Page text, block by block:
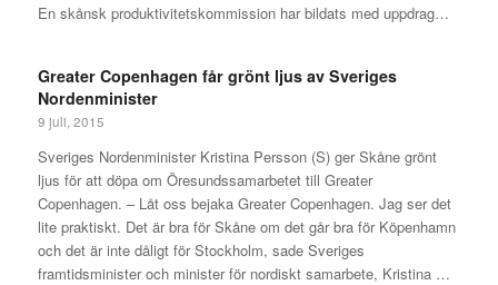
En skånsk produktivitetskommission har bildats med uppdrag…
Greater Copenhagen får grönt ljus av Sveriges
Nordenminister
9 juli, 2015
Sveriges Nordenminister Kristina Persson (S) ger Skåne grönt
ljus för att döpa om Öresundssamarbetet till Greater
Copenhagen. – Låt oss bejaka Greater Copenhagen. Jag ser det
lite praktiskt. Det är bra för Skåne om det går bra för Köpenhamn
och det är inte dåligt för Stockholm, sade Sveriges
framtidsminister och minister för nordiskt samarbete, Kristina …